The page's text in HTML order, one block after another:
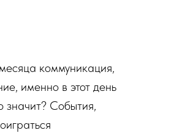
коммуникация,
именно в этот день
значит? События,